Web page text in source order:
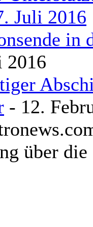
Juli 2016
in
2016
- 12.
über die